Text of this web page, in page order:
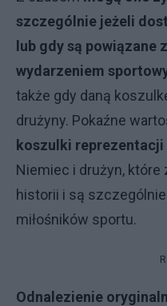
szczególnie jeżeli
lub gdy są powiązane
wydarzeniem
także gdy daną
drużyny. Pokaźne
koszulki
Niemiec i drużyn, które
historii i są
miłośników sportu.
Odnalezienie